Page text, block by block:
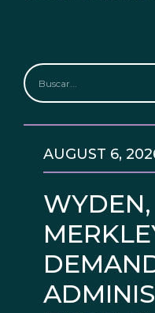
WYDEN,
AUGUST 6,